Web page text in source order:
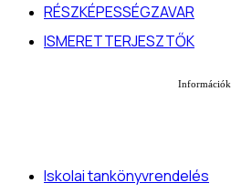
RÉSZKÉPESSÉGZAVAR
ISMERETTERJESZTŐK
Információk
Iskolai tankönyvrendelés